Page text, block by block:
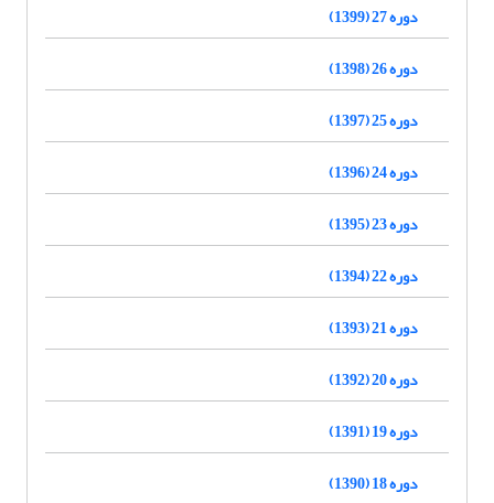
دوره 27 (1399)
دوره 26 (1398)
دوره 25 (1397)
دوره 24 (1396)
دوره 23 (1395)
دوره 22 (1394)
دوره 21 (1393)
دوره 20 (1392)
دوره 19 (1391)
دوره 18 (1390)